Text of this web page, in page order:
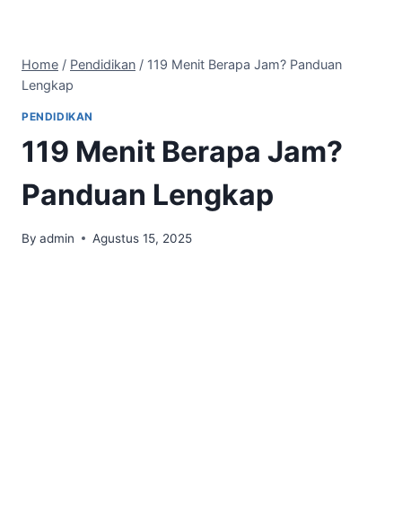
Home / Pendidikan / 119 Menit Berapa Jam? Panduan
Lengkap
PENDIDIKAN
119 Menit Berapa Jam?
Panduan Lengkap
By admin Agustus 15, 2025